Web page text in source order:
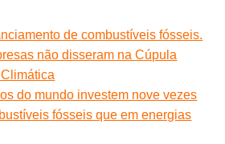
de combustíveis fósseis.
não disseram na Cúpula
do mundo investem nove vezes
fósseis que em energias